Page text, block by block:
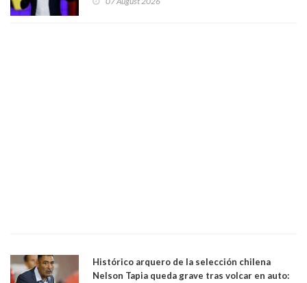
forma de quitar dignidad"
Histórico arquero de la selección chilena
Nelson Tapia queda grave tras volcar en auto: